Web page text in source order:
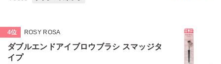
4位 ROSY ROSA
ダブルエンドアイブロウブラシ スマッジタ
イプ